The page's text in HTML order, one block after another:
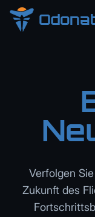
Verfolgen
Zukunft des